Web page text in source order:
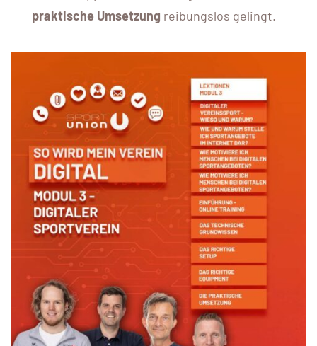
praktische Umsetzung reibungslos gelingt.